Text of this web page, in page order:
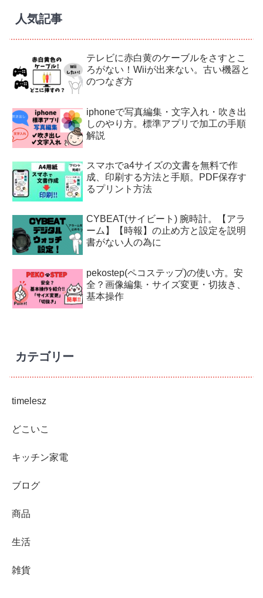
人気記事
テレビに赤白黄のケーブルをさすとこ
ろがない！Wiiが出来ない。古い機器と
のつなぎ方
iphoneで写真編集・文字入れ・吹き出
しのやり方。標準アプリで加工の手順
解説
スマホでa4サイズの文書を無料で作
成、印刷する方法と手順。PDF保存す
るプリント方法
CYBEAT(サイビート) 腕時計。【アラ
ーム】【時報】の止め方と設定を説明
書がない人の為に
pekostep(ペコステップ)の使い方。安
全？画像編集・サイズ変更・切抜き、
基本操作
カテゴリー
timelesz
どこいこ
キッチン家電
ブログ
商品
生活
雑貨